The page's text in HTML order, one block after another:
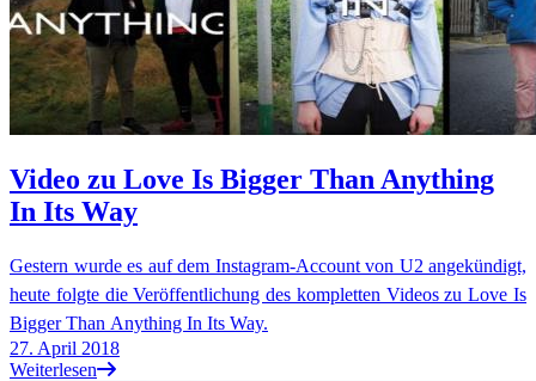
Video zu Love Is Bigger Than Anything
In Its Way
Gestern wurde es auf dem Instagram-Account von U2 angekündigt,
heute folgte die Veröffentlichung des kompletten Videos zu Love Is
Bigger Than Anything In Its Way.
27. April 2018
Weiterlesen